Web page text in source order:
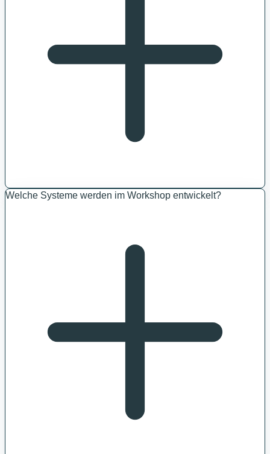
Welche Systeme werden im Workshop entwickelt?